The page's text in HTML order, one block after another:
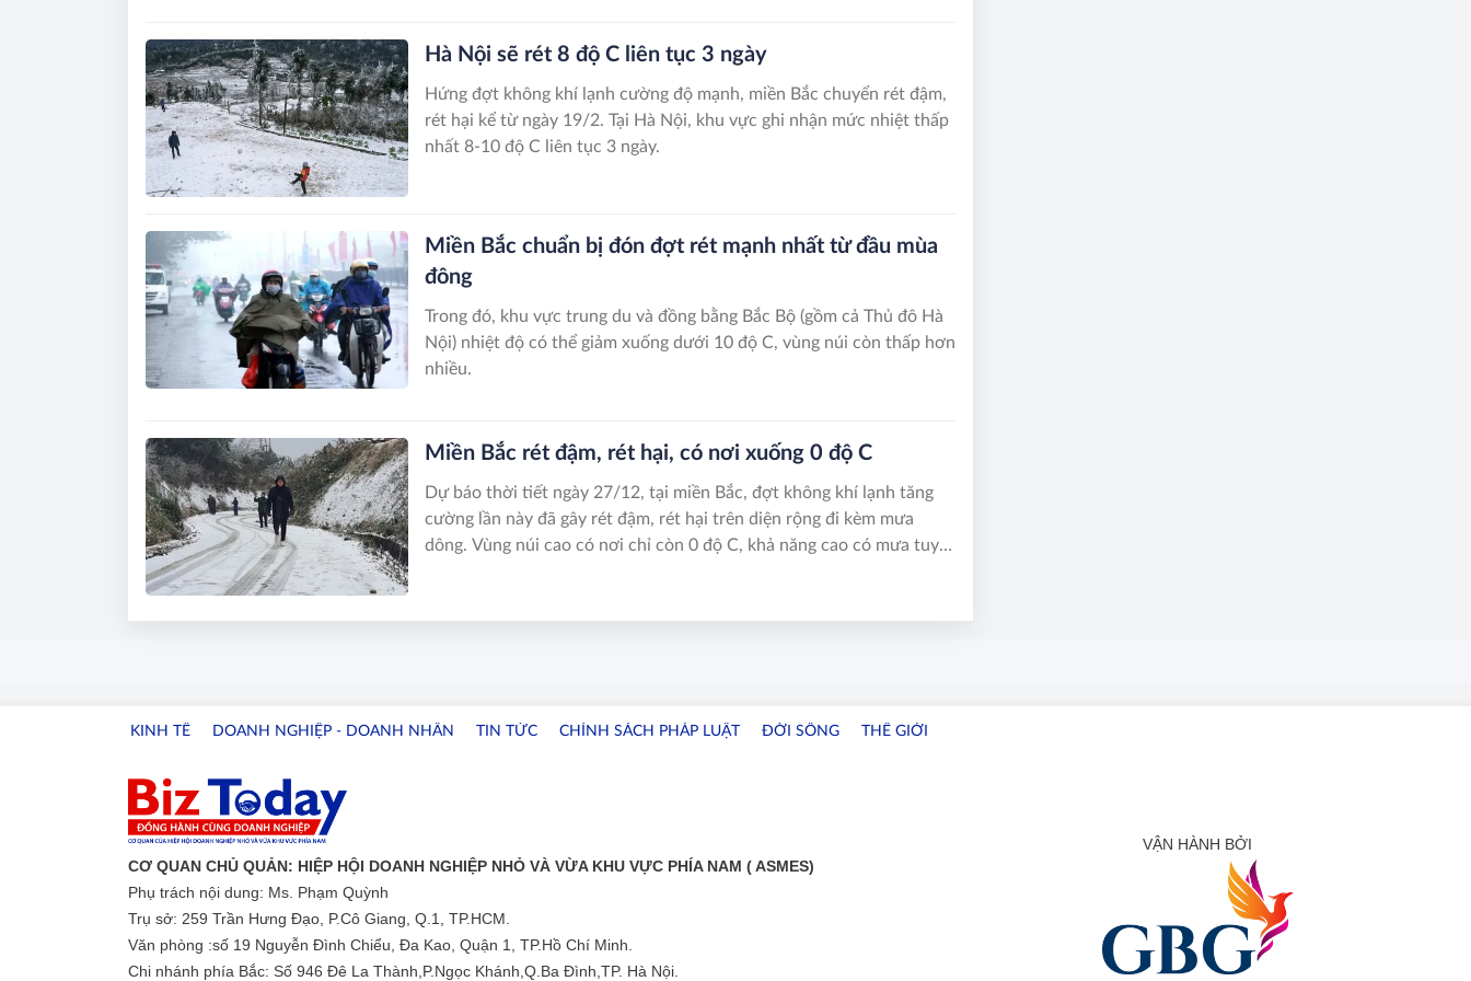
Hà Nội sẽ rét 8 độ C liên tục 3 ngày
Hứng đợt không khí lạnh cường độ mạnh, miền Bắc chuyển rét đậm,
rét hại kể từ ngày 19/2. Tại Hà Nội, khu vực ghi nhận mức nhiệt thấp
nhất 8-10 độ C liên tục 3 ngày.
Miền Bắc chuẩn bị đón đợt rét mạnh nhất từ đầu mùa
đông
Trong đó, khu vực trung du và đồng bằng Bắc Bộ (gồm cả Thủ đô Hà
Nội) nhiệt độ có thể giảm xuống dưới 10 độ C, vùng núi còn thấp hơn
nhiều.
Miền Bắc rét đậm, rét hại, có nơi xuống 0 độ C
Dự báo thời tiết ngày 27/12, tại miền Bắc, đợt không khí lạnh tăng
cường lần này đã gây rét đậm, rét hại trên diện rộng đi kèm mưa
dông. Vùng núi cao có nơi chỉ còn 0 độ C, khả năng cao có mưa tuyết
KINH TẾ DOANH NGHIỆP - DOANH NHÂN TIN TỨC CHÍNH SÁCH PHÁP LUẬT ĐỜI SỐNG THẾ GIỚI
CƠ QUAN CHỦ QUẢN: HIỆP HỘI DOANH NGHIỆP NHỎ VÀ VỪA KHU VỰC PHÍA NAM ( ASMES)
Phụ trách nội dung: Ms. Phạm Quỳnh
Trụ sở: 259 Trần Hưng Đạo, P.Cô Giang, Q.1, TP.HCM.
Văn phòng :số 19 Nguyễn Đình Chiểu, Đa Kao, Quận 1, TP.Hồ Chí Minh.
Chi nhánh phía Bắc: Số 946 Đê La Thành,P.Ngọc Khánh,Q.Ba Đình,TP. Hà Nội.
VẬN HÀNH BỞI